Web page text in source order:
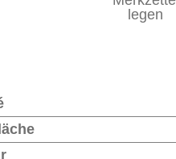
setzen.